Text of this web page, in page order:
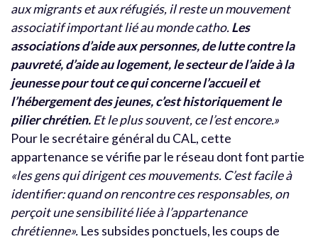
aux migrants et aux réfugiés, il reste un mouvement
associatif important lié au monde catho.Les
associations d’aide aux personnes, de lutte contre la
pauvreté, d’aide au logement, le secteur de l’aide à la
jeunesse pour tout ce qui concerne l’accueil et
l’hébergement des jeunes, c’est historiquement le
pilier chrétien.Et le plus souvent, ce l’est encore.»
Pour le secrétaire général du CAL, cette
appartenance se vérifie par le réseau dont font partie
«les gens qui dirigent ces mouvements. C’est facile à
identifier: quand on rencontre ces responsables, on
perçoit une sensibilité liée à l’appartenance
chrétienne». Les subsides ponctuels, les coups de